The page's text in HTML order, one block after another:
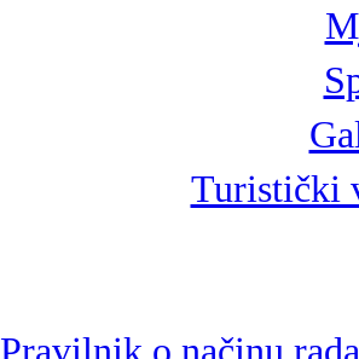
Turistički